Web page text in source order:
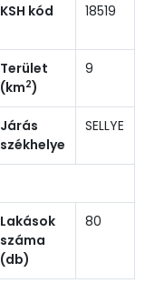
KSH kód 18519
Terület
(km2)
9
Járás
székhelye
SELLYE
Lakások
száma
(db)
80